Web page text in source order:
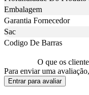
Embalagem
Garantia Fornecedor
Sac
Codigo De Barras
O que os
Para enviar uma
Entrar para avaliar